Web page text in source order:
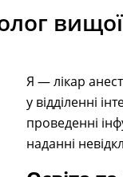
вищої
Я — лікар
у відділенні
проведенні
наданні